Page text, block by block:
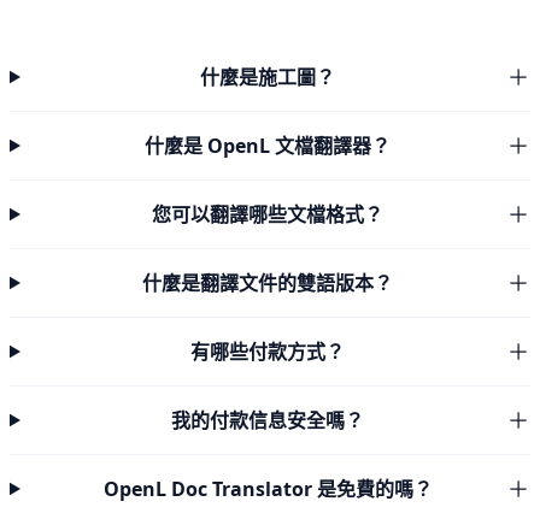
什麼是施工圖？
什麼是 OpenL 文檔翻譯器？
您可以翻譯哪些文檔格式？
什麼是翻譯文件的雙語版本？
有哪些付款方式？
我的付款信息安全嗎？
OpenL Doc Translator 是免費的嗎？